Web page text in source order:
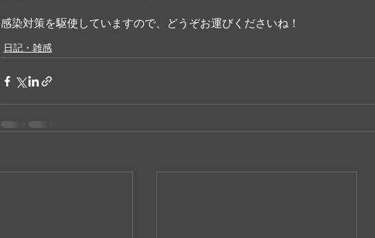
感染対策を駆使していますので、どうぞお運びくださいね！
日記・雑感